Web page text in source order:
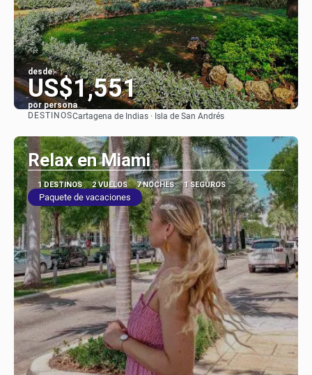
desde:
US$1,551
por persona
DESTINOSCartagena de Indias · Isla de San Andrés
Relax en Miami
1 DESTINOS 2 VUELOS 7 NOCHES 1 SEGUROS
Paquete de vacaciones